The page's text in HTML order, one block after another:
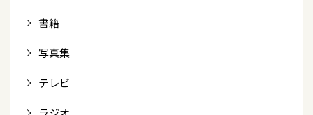
書籍
写真集
テレビ